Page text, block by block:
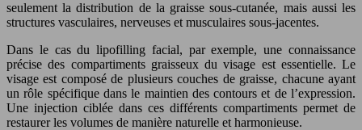
seulement la distribution de la graisse sous-cutanée, mais aussi les
structures vasculaires, nerveuses et musculaires sous-jacentes.
Dans le cas du lipofilling facial, par exemple, une connaissance
précise des compartiments graisseux du visage est essentielle. Le
visage est composé de plusieurs couches de graisse, chacune ayant
un rôle spécifique dans le maintien des contours et de l’expression.
Une injection ciblée dans ces différents compartiments permet de
restaurer les volumes de manière naturelle et harmonieuse.